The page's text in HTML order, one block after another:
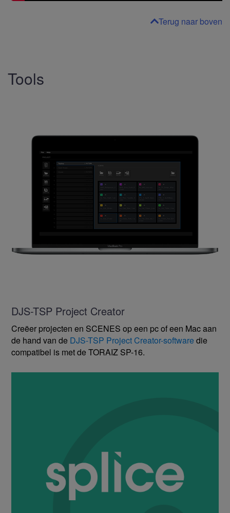
Terug naar boven
Tools
DJS-TSP Project Creator
Creëer projecten en SCENES op een pc of een Mac aan
de hand van de DJS-TSP Project Creator-software die
compatibel is met de TORAIZ SP-16.